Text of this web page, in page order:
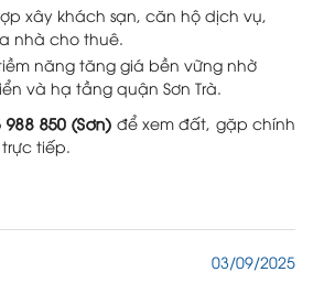
xây khách sạn, căn hộ dịch vụ,
nhà cho thuê.
năng tăng giá bền vững nhờ
và hạ tầng quận Sơn Trà.
988 850 (Sơn) để xem đất, gặp chính
tiếp.
03/09/2025